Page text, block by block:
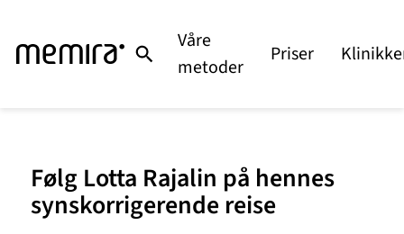
Våre
metoder
Priser
Følg Lotta Rajalin på hennes
synskorrigerende reise